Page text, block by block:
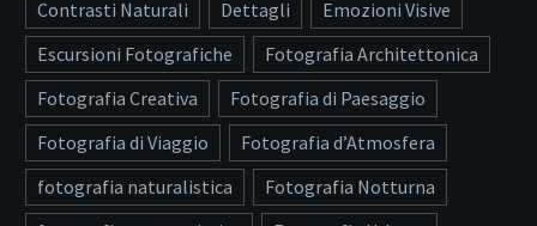
Contrasti Naturali
Dettagli
Emozioni Visive
Escursioni Fotografiche
Fotografia Architettonica
Fotografia Creativa
Fotografia di Paesaggio
Fotografia di Viaggio
Fotografia d’Atmosfera
fotografia naturalistica
Fotografia Notturna